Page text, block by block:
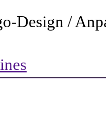
Design /